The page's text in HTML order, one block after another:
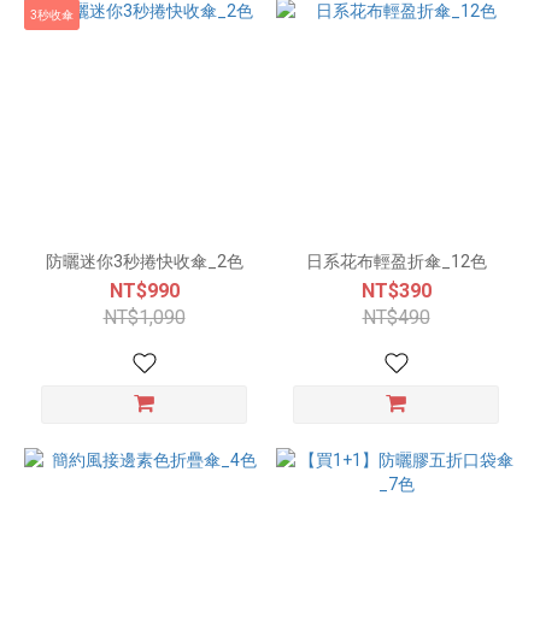
3秒收傘
防曬迷你3秒捲快收傘_2色
NT$990
NT$1,090
日系花布輕盈折傘_12色
NT$390
NT$490